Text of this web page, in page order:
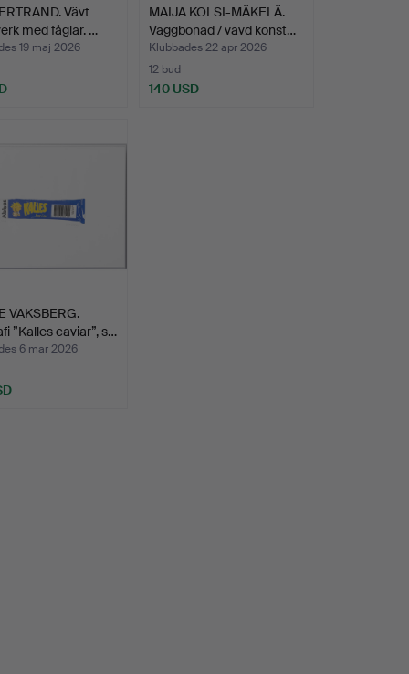
Vävt
med fåglar. …
19 maj 2026
MAIJA KOLSI-MÄKELÄ.
Väggbonad / vävd konst…
Klubbades 22 apr 2026
12 bud
140 USD
VAKSBERG.
”Kalles caviar”, s…
6 mar 2026